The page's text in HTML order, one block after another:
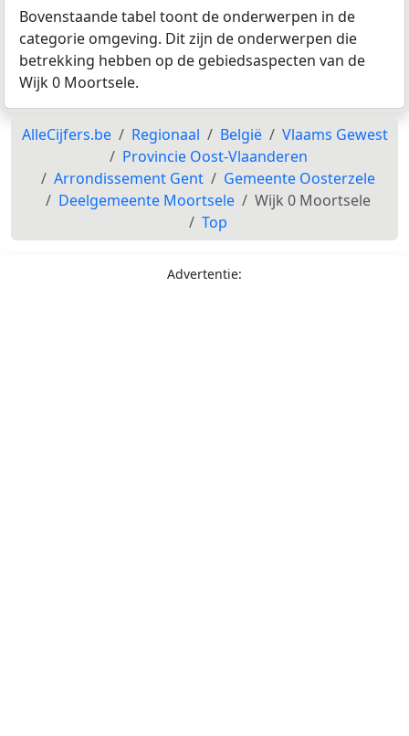
Bovenstaande tabel toont de onderwerpen in de
categorie omgeving. Dit zijn de onderwerpen die
betrekking hebben op de gebiedsaspecten van de
Wijk 0 Moortsele.
AlleCijfers.be Regionaal België
Vlaams Gewest
Provincie Oost-Vlaanderen
Arrondissement Gent
Gemeente Oosterzele
Deelgemeente Moortsele
Wijk 0 Moortsele
Top
Advertentie: